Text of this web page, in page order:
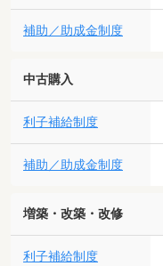
補助／助成金制度
中古購入
利子補給制度
補助／助成金制度
増築・改築・改修
利子補給制度